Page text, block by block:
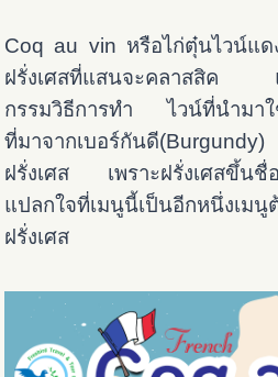
Coq au vin หรือไก่ตุ๋นไวน์แด
ฝรั่งเศสที่แสนจะคลาสสิค
กรรมวิธีการทำ ไวน์ที่นำมาใ
ที่มาจากเบอร์กันดี
ฝรั่งเศส เพราะฝรั่งเศสขึ้นชื่อ
แปลกใจที่เมนูนี้เป็นอีกหนึ่งเมนู
ฝรั่งเศส